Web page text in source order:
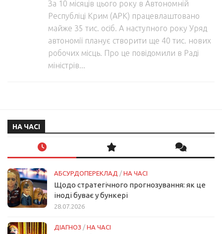
За 10 місяців цього року в Автономній
Республіці Крим (АРК) працевлаштовано
майже 35 тис. осіб. А наступного року Уряд
автономії планує створити ще 40 тис. нових
робочих місць. Про це повідомили в Раді
міністрів...
НА ЧАСІ
АБСУРДОПЕРЕКЛАД / НА ЧАСІ
Щодо стратегічного прогнозування: як це
іноді буває у бункері
28.07.2026
ДІАГНОЗ / НА ЧАСІ